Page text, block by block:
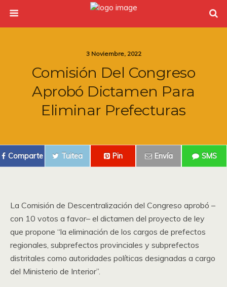
3 Noviembre, 2022
Comisión Del Congreso
Aprobó Dictamen Para
Eliminar Prefecturas
Comparte Tuitea Pin Envía SMS
La Comisión de Descentralización del Congreso aprobó –
con 10 votos a favor– el dictamen del proyecto de ley
que propone “la eliminación de los cargos de prefectos
regionales, subprefectos provinciales y subprefectos
distritales como autoridades políticas designadas a cargo
del Ministerio de Interior”.